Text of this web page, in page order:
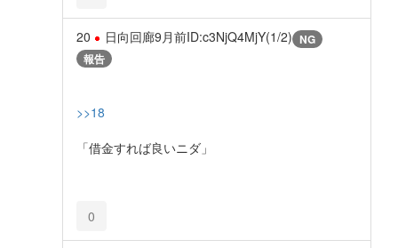
20 日向回廊9月前ID:c3NjQ4MjY(1/2) NG
報告
>>18
「借金すれば良いニダ」
0